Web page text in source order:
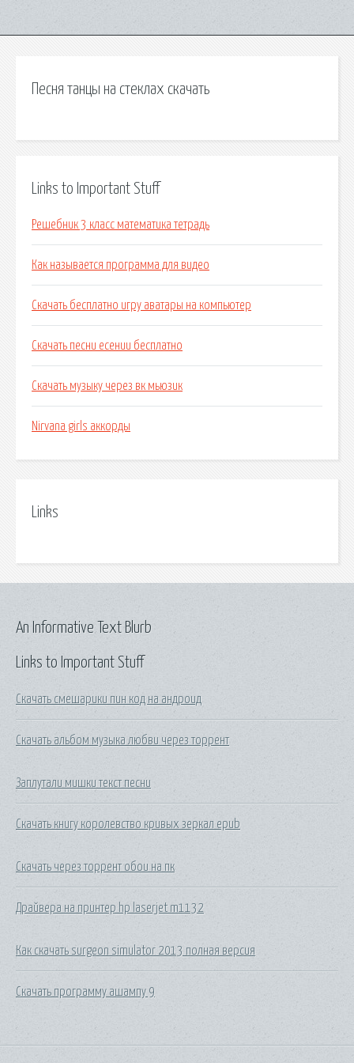
Песня танцы на стеклах скачать
Links to Important Stuff
Решебник 3 класс математика тетрадь
Как называется программа для видео
Скачать бесплатно игру аватары на компьютер
Скачать песни есении бесплатно
Скачать музыку через вк мьюзик
Nirvana girls аккорды
Links
Links to Important Stuff
Скачать смешарики пин код на андроид
Скачать альбом музыка любви через торрент
Заплутали мишки текст песни
Скачать книгу королевство кривых зеркал epub
Скачать через торрент обои на пк
Драйвера на принтер hp laserjet m1132
Как скачать surgeon simulator 2013 полная версия
Скачать программу ашампу 9
An Informative Text Blurb